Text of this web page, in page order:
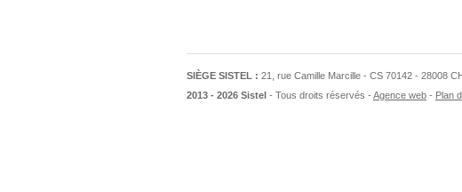
SIÈGE SISTEL : 21, rue Camille Marcille - CS 70142 - 28008
2013 - 2026 Sistel - Tous droits réservés Agence web Plan